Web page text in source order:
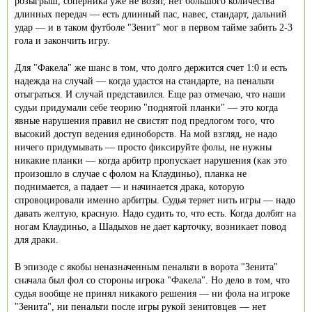
длинных передач — есть длинный пас, навес, стандарт, дальний
удар — и в таком футболе "Зенит" мог в первом тайме забить 2-3
гола и закончить игру.
Для "Факела" же шанс в том, что долго держится счет 1:0 и есть
надежда на случай — когда удастся на стандарте, на пенальти
отыграться. И случай представился. Еще раз отмечаю, что наши
судьи придумали себе теорию "поднятой планки" — это когда
явные нарушения правил не свистят под предлогом того, что
высокий доступ ведения единоборств. На мой взгляд, не надо
ничего придумывать — просто фиксируйте фолы, не нужны
никакие планки — когда арбитр пропускает нарушения (как это
произошло в случае с фолом на Клаудиньо), планка не
поднимается, а падает — и начинается драка, которую
спровоцировали именно арбитры. Судья теряет нить игры — надо
давать желтую, красную. Надо судить то, что есть. Когда долбят на
ногам Клаудиньо, а Шадыхов не дает карточку, возникает повод
для драки.
В эпизоде с якобы неназначенным пенальти в ворота "Зенита"
сначала был фол со стороны игрока "Факела". Но дело в том, что
судья вообще не принял никакого решения — ни фола на игроке
"Зенита", ни пенальти после игры рукой зенитовцев — нет